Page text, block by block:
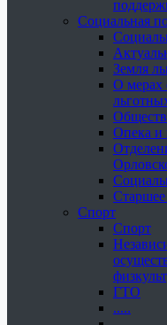
Социальная
Земля
О мерах
Опека и
Спорт
Спорт
ГТО
.....